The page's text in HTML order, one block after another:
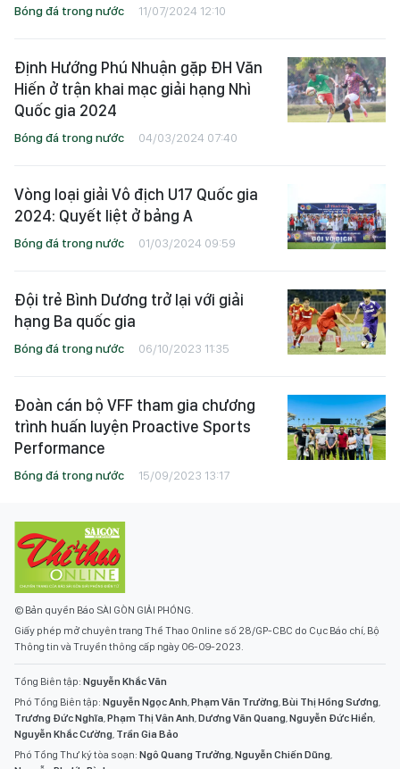
Bóng đá trong nước 11/07/2024 12:10
Định Hướng Phú Nhuận gặp ĐH Văn
Hiến ở trận khai mạc giải hạng Nhì
Quốc gia 2024
Bóng đá trong nước 04/03/2024 07:40
Vòng loại giải Vô địch U17 Quốc gia
2024: Quyết liệt ở bảng A
Bóng đá trong nước 01/03/2024 09:59
Đội trẻ Bình Dương trở lại với giải
hạng Ba quốc gia
Bóng đá trong nước 06/10/2023 11:35
Đoàn cán bộ VFF tham gia chương
trình huấn luyện Proactive Sports
Performance
Bóng đá trong nước 15/09/2023 13:17
© Bản quyền Báo SÀI GÒN GIẢI PHÓNG.
Giấy phép mở chuyên trang Thể Thao Online số 28/GP-CBC do Cục Báo chí, Bộ
Thông tin và Truyền thông cấp ngày 06-09-2023.
Tổng Biên tập: Nguyễn Khắc Văn
Phó Tổng Biên tập: Nguyễn Ngọc Anh,Phạm Văn Trường,Bùi Thị Hồng Sương,
Trương Đức Nghĩa,Phạm Thị Vân Anh,Dương Văn Quang,Nguyễn Đức Hiển,
Nguyễn Khắc Cường, Trần Gia Bảo
Phó Tổng Thư ký tòa soạn: Ngô Quang Trưởng,Nguyễn Chiến Dũng,